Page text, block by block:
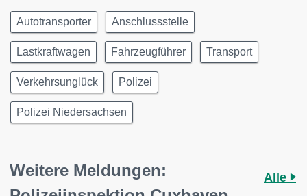
Autotransporter Anschlussstelle
Lastkraftwagen Fahrzeugführer Transport
Verkehrsunglück Polizei
Polizei Niedersachsen
Weitere Meldungen:
Alle